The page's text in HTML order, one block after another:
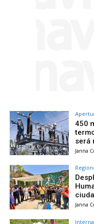
450
será
Janna
Janna